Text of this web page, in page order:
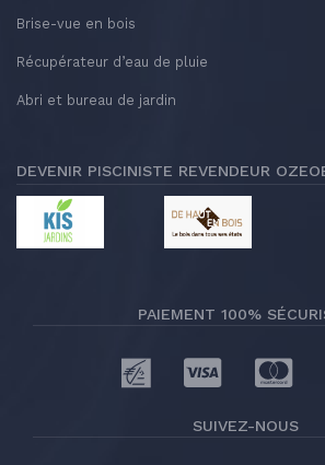
Brise-vue en bois
Récupérateur d’eau de pluie
Abri et bureau de jardin
DEVENIR PISCINISTE REVENDEUR
PAIEMENT 100%
SUIVEZ-NOUS